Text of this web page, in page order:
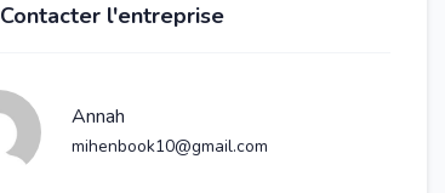
Contacter l'entreprise
Annah
mihenbook10@gmail.com